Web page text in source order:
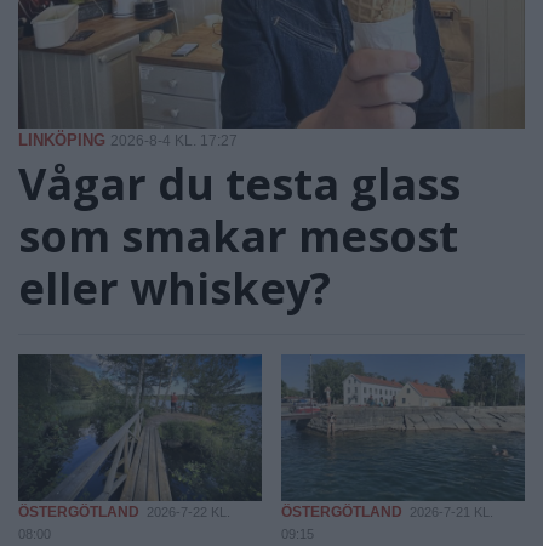
LINKÖPING 2026-8-4 KL. 17:27
Vågar du testa glass
som smakar mesost
eller whiskey?
ÖSTERGÖTLAND
2026-7-22 KL.
08:00
ÖSTERGÖTLAND
2026-7-21 KL.
09:15